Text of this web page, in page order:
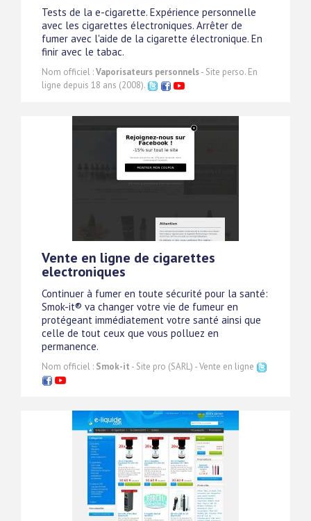
Tests de la e-cigarette. Expérience personnelle
avec les cigarettes électroniques. Arrêter de
fumer avec l'aide de la cigarette électronique. En
finir avec le tabac.
Nom officiel :Vaporisateurs personnels- Site perso. En
ligne depuis 18 ans (2008).
Vente en ligne de cigarettes
electroniques
Continuer à fumer en toute sécurité pour la santé:
Smok-it® va changer votre vie de fumeur en
protégeant immédiatement votre santé ainsi que
celle de tout ceux que vous polluez en
permanence.
Nom officiel : Smok-it - Site pro (SARL) - Vente en ligne